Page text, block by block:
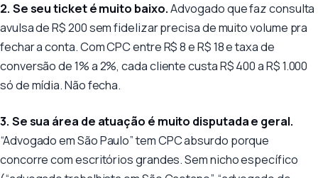
2. Se seu ticket é muito baixo.Advogado que faz consulta
avulsa de R$ 200 sem fidelizar precisa de muito volume pra
fechar a conta. Com CPC entre R$ 8 e R$ 18 e taxa de
conversão de 1% a 2%, cada cliente custa R$ 400 a R$ 1.000
só de mídia. Não fecha.
3. Se sua área de atuação é muito disputada e geral.
“Advogado em São Paulo” tem CPC absurdo porque
concorre com escritórios grandes. Sem nicho específico